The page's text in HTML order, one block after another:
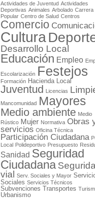
Actividades de Juventud Actividades
Deportivas Animales Arbolado Carrera
Popular Centro de Salud Centros
Comercio
Cultura
Desarrollo Local
Educación Empleo
Escolarización Festejos
Formación Hacienda Local
Juventud Licencias
Mancomunidad Mayores
Medio ambiente Medio
Rústico Mujer Normativa Obras
servicios Oficina Técnica
Participación Ciudadana
Local Polideportivo Presupuesto
Sanidad Seguridad
Ciudadana
vial
Serv. Sociales y Mayor
Sociales Servicios Técnicos
Subvenciones Transportes
Urbanismo